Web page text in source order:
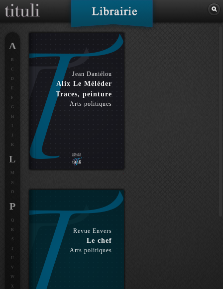
Jean Daniélou
Alix Le Méléder
Traces, peinture
Arts politiques
Revue Envers
Le chef
Arts politiques
A
B
C
D
E
F
G
H
J
K
L
M
N
O
P
Q
R
S
T
U
V
W
X